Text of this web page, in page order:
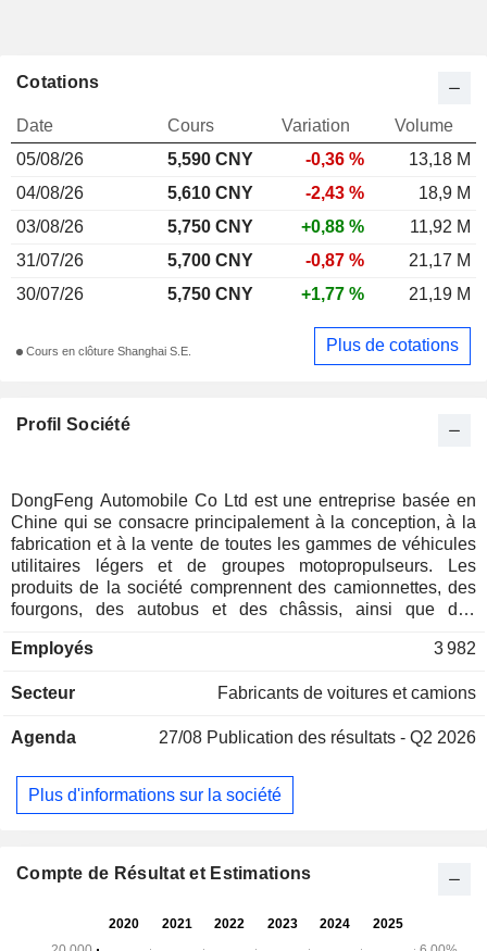
Profil Société
DongFeng Automobile Co Ltd est une entreprise basée en
Chine qui se consacre principalement à la conception, à la
fabrication et à la vente de toutes les gammes de véhicules
utilitaires légers et de groupes motopropulseurs. Les
produits de la société comprennent des camionnettes, des
fourgons, des autobus et des châssis, ainsi que des
énergie nouvelle et d'autres modèles. Les marques de
Duolika, Dongfeng Tuyi, Dongfeng Xiaobawang et
Dongfeng Yufeng et Dongfeng Tianyi. L’activité moteurs de
Cummins, ainsi que les moteurs diesel légers des séries
Dongfeng et Nissan. La société distribue ses produits sur le
Employés 3 982
Secteur Fabricants de voitures et camions
Agenda 27/08 Publication des résultats - Q2 2026
Plus d'informations sur la société
Cotations
Date Cours Variation
Volume
05/08/26
5,590 CNY -0,36 %
13,18 M
04/08/26
5,610 CNY -2,43 %
18,9 M
03/08/26
5,750 CNY +0,88 %
11,92 M
31/07/26
5,700 CNY -0,87 %
21,17 M
30/07/26
5,750 CNY +1,77 % 21,19 M
Cours en clôture Shanghai S.E. Plus de cotations
Compte de Résultat et Estimations